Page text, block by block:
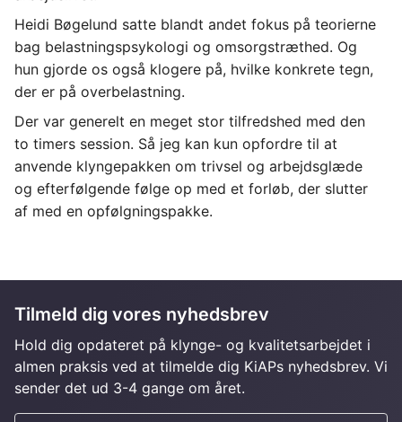
Heidi Bøgelund satte blandt andet fokus på teorierne
bag belastningspsykologi og omsorgstræthed. Og
hun gjorde os også klogere på, hvilke konkrete tegn,
der er på overbelastning.
Der var generelt en meget stor tilfredshed med den
to timers session. Så jeg kan kun opfordre til at
anvende klyngepakken om trivsel og arbejdsglæde
og efterfølgende følge op med et forløb, der slutter
af med en opfølgningspakke.
Tilmeld dig vores nyhedsbrev
Hold dig opdateret på klynge- og kvalitetsarbejdet i
almen praksis ved at tilmelde dig KiAPs nyhedsbrev. Vi
sender det ud 3-4 gange om året.